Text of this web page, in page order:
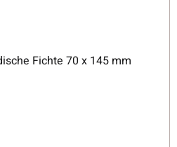
Fichte 70 x 145 mm